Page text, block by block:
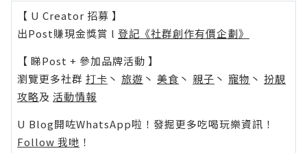
【 U Creator 招募 】
出Post賺現金獎賞 l 登記《社群創作有價企劃》
【 睇Post + 參加品牌活動 】
瀏覽更多社群 打卡 丶 旅遊 丶 美食 丶 親子 丶 寵物 丶 扮靚
攻略及 活動情報
U Blog開咗WhatsApp啦！發掘更多吃喝玩樂資訊！
Follow 我哋 ！